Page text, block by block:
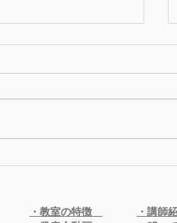
・教室の特徴
・講師